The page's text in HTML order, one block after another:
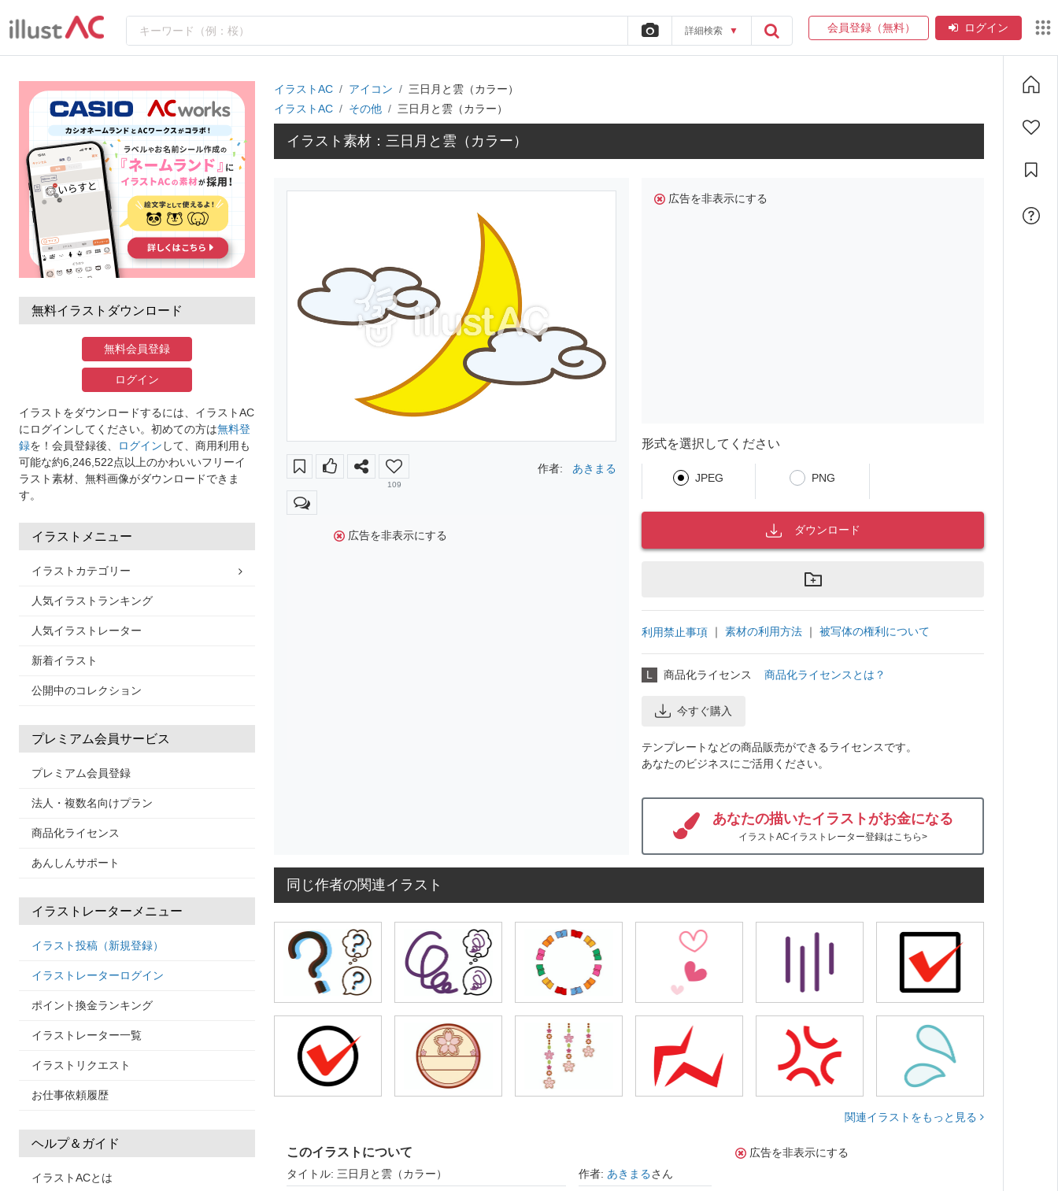
詳細検索 ▼ 会員登録（無料） ログイン
無料イラストダウンロード
無料会員登録
ログイン
イラストをダウンロードするには、イラストAC
にログインしてください。初めての方は無料登
録を！会員登録後、 ログイン して、商用利用も
可能な約6,246,522点以上のかわいいフリーイ
ラスト素材、無料画像がダウンロードできま
す。
イラストメニュー
イラストカテゴリー
人気イラストランキング
人気イラストレーター
新着イラスト
公開中のコレクション
プレミアム会員サービス
プレミアム会員登録
法人・複数名向けプラン
商品化ライセンス
あんしんサポート
イラストレーターメニュー
イラスト投稿（新規登録）
イラストレーターログイン
ポイント換金ランキング
イラストレーター一覧
イラストリクエスト
お仕事依頼履歴
ヘルプ＆ガイド
イラストACとは
イラストAC アイコン
三日月と雲（カラー）
イラストAC
その他 三日月と雲（カラー）
イラスト素材：三日月と雲（カラー）
109
作者: あきまる
広告を非表示にする
広告を非表示にする
形式を選択してください
JPEG PNG
ダウンロード
利用禁止事項 ｜ 素材の利用方法 ｜ 被写体の権利について
L 商品化ライセンス 商品化ライセンスとは？
今すぐ購入
テンプレートなどの商品販売ができるライセンスです。
あなたのビジネスにご活用ください。
あなたの描いたイラストがお金になる
イラストACイラストレーター登録はこちら>
同じ作者の関連イラスト
関連イラストをもっと見る
このイラストについて
タイトル: 三日月と雲（カラー） 作者: あきまるさん
広告を非表示にする